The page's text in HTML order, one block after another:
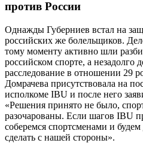
против России
Однажды Губерниев встал на
российских же болельщиков.
тому моменту активно шли
российском спорте, а незадолго
расследование в отношении 29
Домрачева присутствовала на
исполкоме IBU и после него
«Решения принято не было,
разочарованы. Если шагов IBU
соберемся спортсменами и
сделать с нашей стороны».